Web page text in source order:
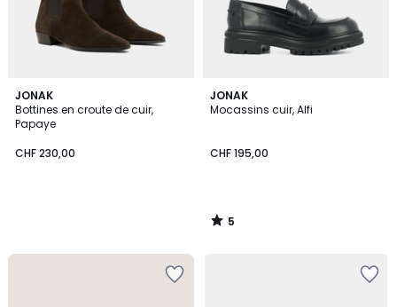
JONAK
Bottines en croute de cuir,
Papaye
CHF 230,00
JONAK
Mocassins cuir, Alfi
CHF 195,00
5
/
5
/